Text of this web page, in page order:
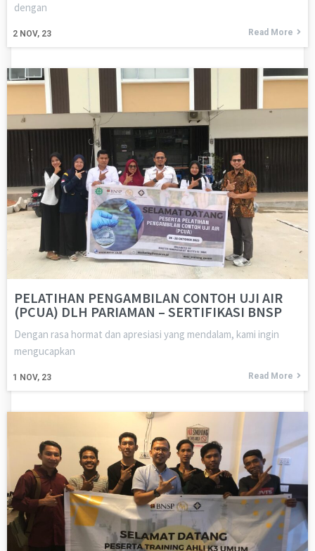
2 NOV, 23
dengan
Read More
PELATIHAN PENGAMBILAN CONTOH UJI AIR
(PCUA) DLH PARIAMAN – SERTIFIKASI BNSP
1 NOV, 23
Dengan rasa hormat dan apresiasi yang mendalam, kami ingin
mengucapkan
Read More